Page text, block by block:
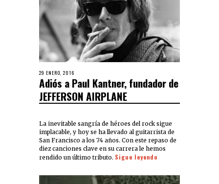
29 ENERO, 2016
Adiós a Paul Kantner, fundador de
JEFFERSON AIRPLANE
La inevitable sangría de héroes del rock sigue
implacable, y hoy se ha llevado al guitarrista de
San Francisco a los 74 años. Con este repaso de
diez canciones clave en su carrera le hemos
rendido un último tributo. Sigue leyendo